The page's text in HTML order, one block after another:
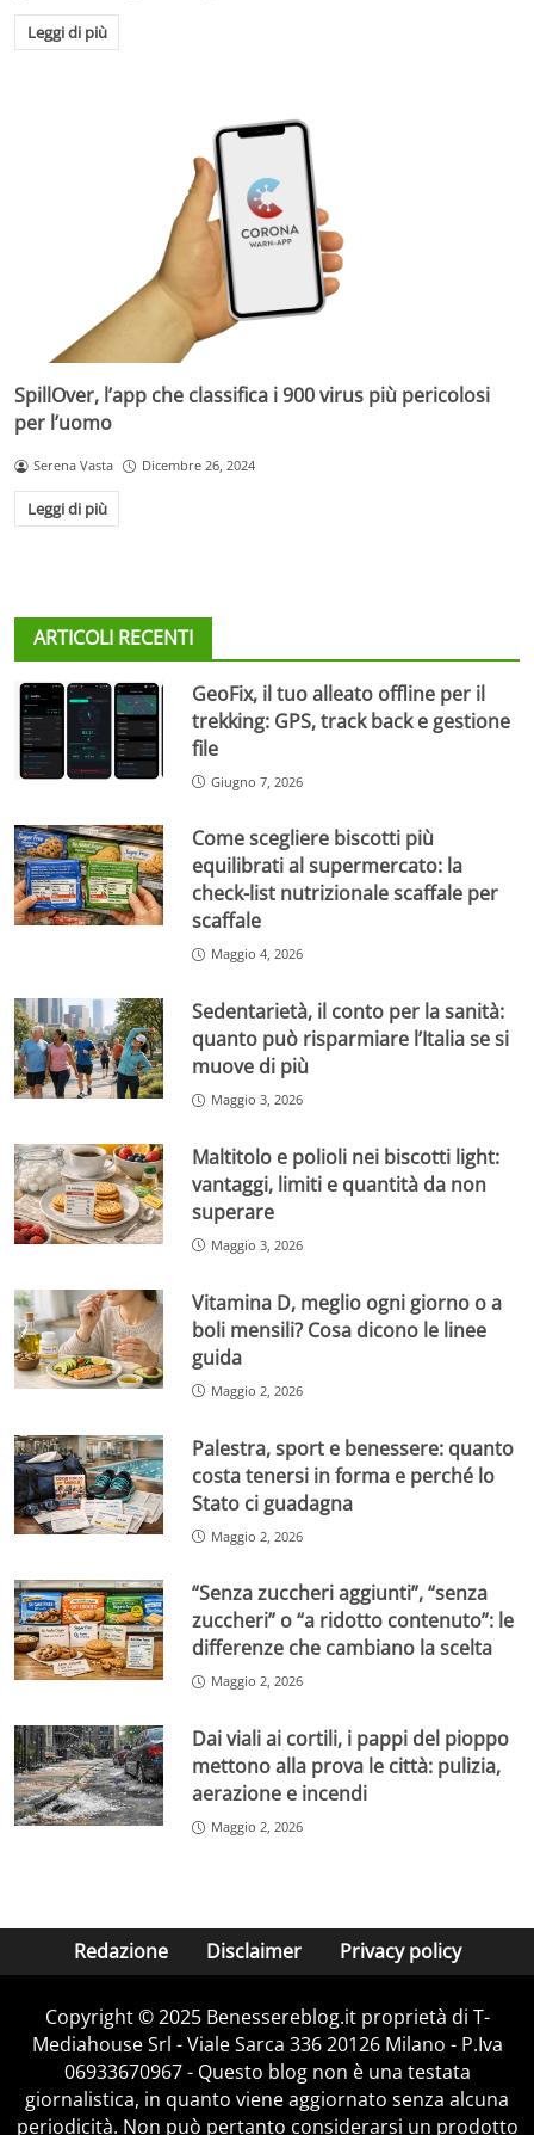
Leggi di più
SpillOver, l’app che classifica i 900 virus più pericolosi
per l’uomo
Serena Vasta Dicembre 26, 2024
Leggi di più
ARTICOLI RECENTI
GeoFix, il tuo alleato offline per il
trekking: GPS, track back e gestione
file
Giugno 7, 2026
Come scegliere biscotti più
equilibrati al supermercato: la
check-list nutrizionale scaffale per
scaffale
Maggio 4, 2026
Sedentarietà, il conto per la sanità:
quanto può risparmiare l’Italia se si
muove di più
Maggio 3, 2026
Maltitolo e polioli nei biscotti light:
vantaggi, limiti e quantità da non
superare
Maggio 3, 2026
Vitamina D, meglio ogni giorno o a
boli mensili? Cosa dicono le linee
guida
Maggio 2, 2026
Palestra, sport e benessere: quanto
costa tenersi in forma e perché lo
Stato ci guadagna
Maggio 2, 2026
“Senza zuccheri aggiunti”, “senza
zuccheri” o “a ridotto contenuto”: le
differenze che cambiano la scelta
Maggio 2, 2026
Dai viali ai cortili, i pappi del pioppo
mettono alla prova le città: pulizia,
aerazione e incendi
Maggio 2, 2026
Redazione Disclaimer Privacy policy
Copyright © 2025 Benessereblog.it proprietà di T-
Mediahouse Srl - Viale Sarca 336 20126 Milano - P.Iva
06933670967 - Questo blog non è una testata
giornalistica, in quanto viene aggiornato senza alcuna
periodicità. Non può pertanto considerarsi un prodotto